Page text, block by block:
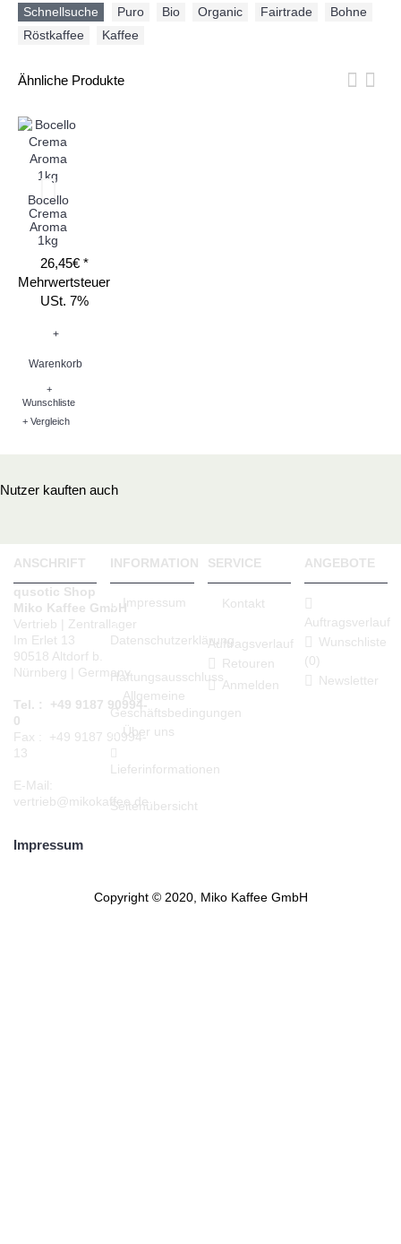
Schnellsuche Puro Bio Organic Fairtrade Bohne
Röstkaffee
Kaffee
Ähnliche Produkte
Bocello
Crema
Aroma
1kg
26,45€ *
Mehrwertsteuer
USt. 7%
+
Warenkorb
+
Wunschliste
+ Vergleich
Nutzer kauften auch
ANSCHRIFT
qusotic Shop
Miko Kaffee GmbH
Vertrieb | Zentrallager
Im Erlet 13
90518 Altdorf b.
Nürnberg | Germany
Tel. : +49 9187 90994-
0
Fax : +49 9187 90994-
13
E-Mail:
vertrieb@mikokaffee.de
INFORMATION
Impressum
Datenschutzerklärung
Haftungsausschluss
Allgemeine
Geschäftsbedingungen
Über uns
Lieferinformationen
Seitenübersicht
SERVICE
Kontakt
Auftragsverlauf
Retouren
Anmelden
ANGEBOTE
Auftragsverlauf
Wunschliste
(0)
Newsletter
Impressum
Copyright © 2020, Miko Kaffee GmbH